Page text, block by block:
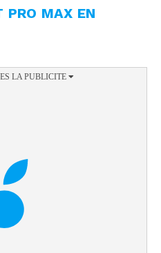
PRO MAX EN